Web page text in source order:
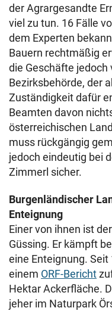
der Agrargesandte
viel zu tun. 16 Fälle
dem Experten
Bauern rechtmäßig
die Geschäfte jedoch
Bezirksbehörde, der
Zuständigkeit dafür
Beamten davon
österreichischen
muss rückgängig
jedoch eindeutig bei
Zimmerl sicher.
Burgenländischer
Enteignung
Einer von ihnen ist
Güssing. Er kämpft
eine Enteignung.
einem ORF-Bericht
Hektar Ackerfläche.
jeher im Naturpark